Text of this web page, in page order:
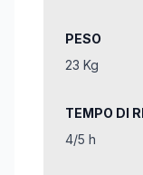
PESO
23 Kg
TEMPO DI
4/5 h